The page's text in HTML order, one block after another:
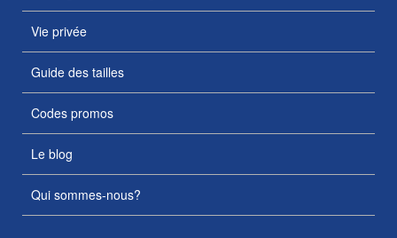
Vie privée
Guide des tailles
Codes promos
Le blog
Qui sommes-nous?